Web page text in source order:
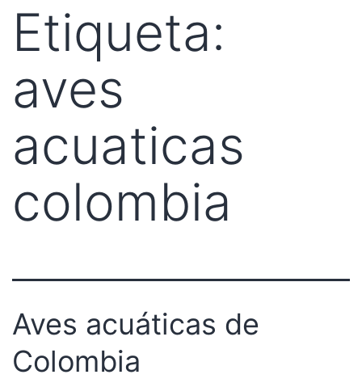
Etiqueta:
aves
acuaticas
colombia
Aves acuáticas de
Colombia